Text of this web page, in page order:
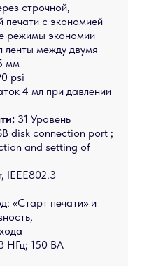
строчной,
печати с экономией
режимы экономии
ленты между двумя
мм
psi
4 мл при давлении
31 Уровень
disk connection port ;
and setting of
IEEE802.3
«Старт печати» и
HГц; 150 ВА